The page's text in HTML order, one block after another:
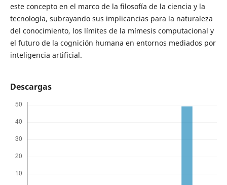
este concepto en el marco de la filosofía de la ciencia y la
tecnología, subrayando sus implicancias para la naturaleza
del conocimiento, los límites de la mímesis computacional y
el futuro de la cognición humana en entornos mediados por
inteligencia artificial.
Descargas